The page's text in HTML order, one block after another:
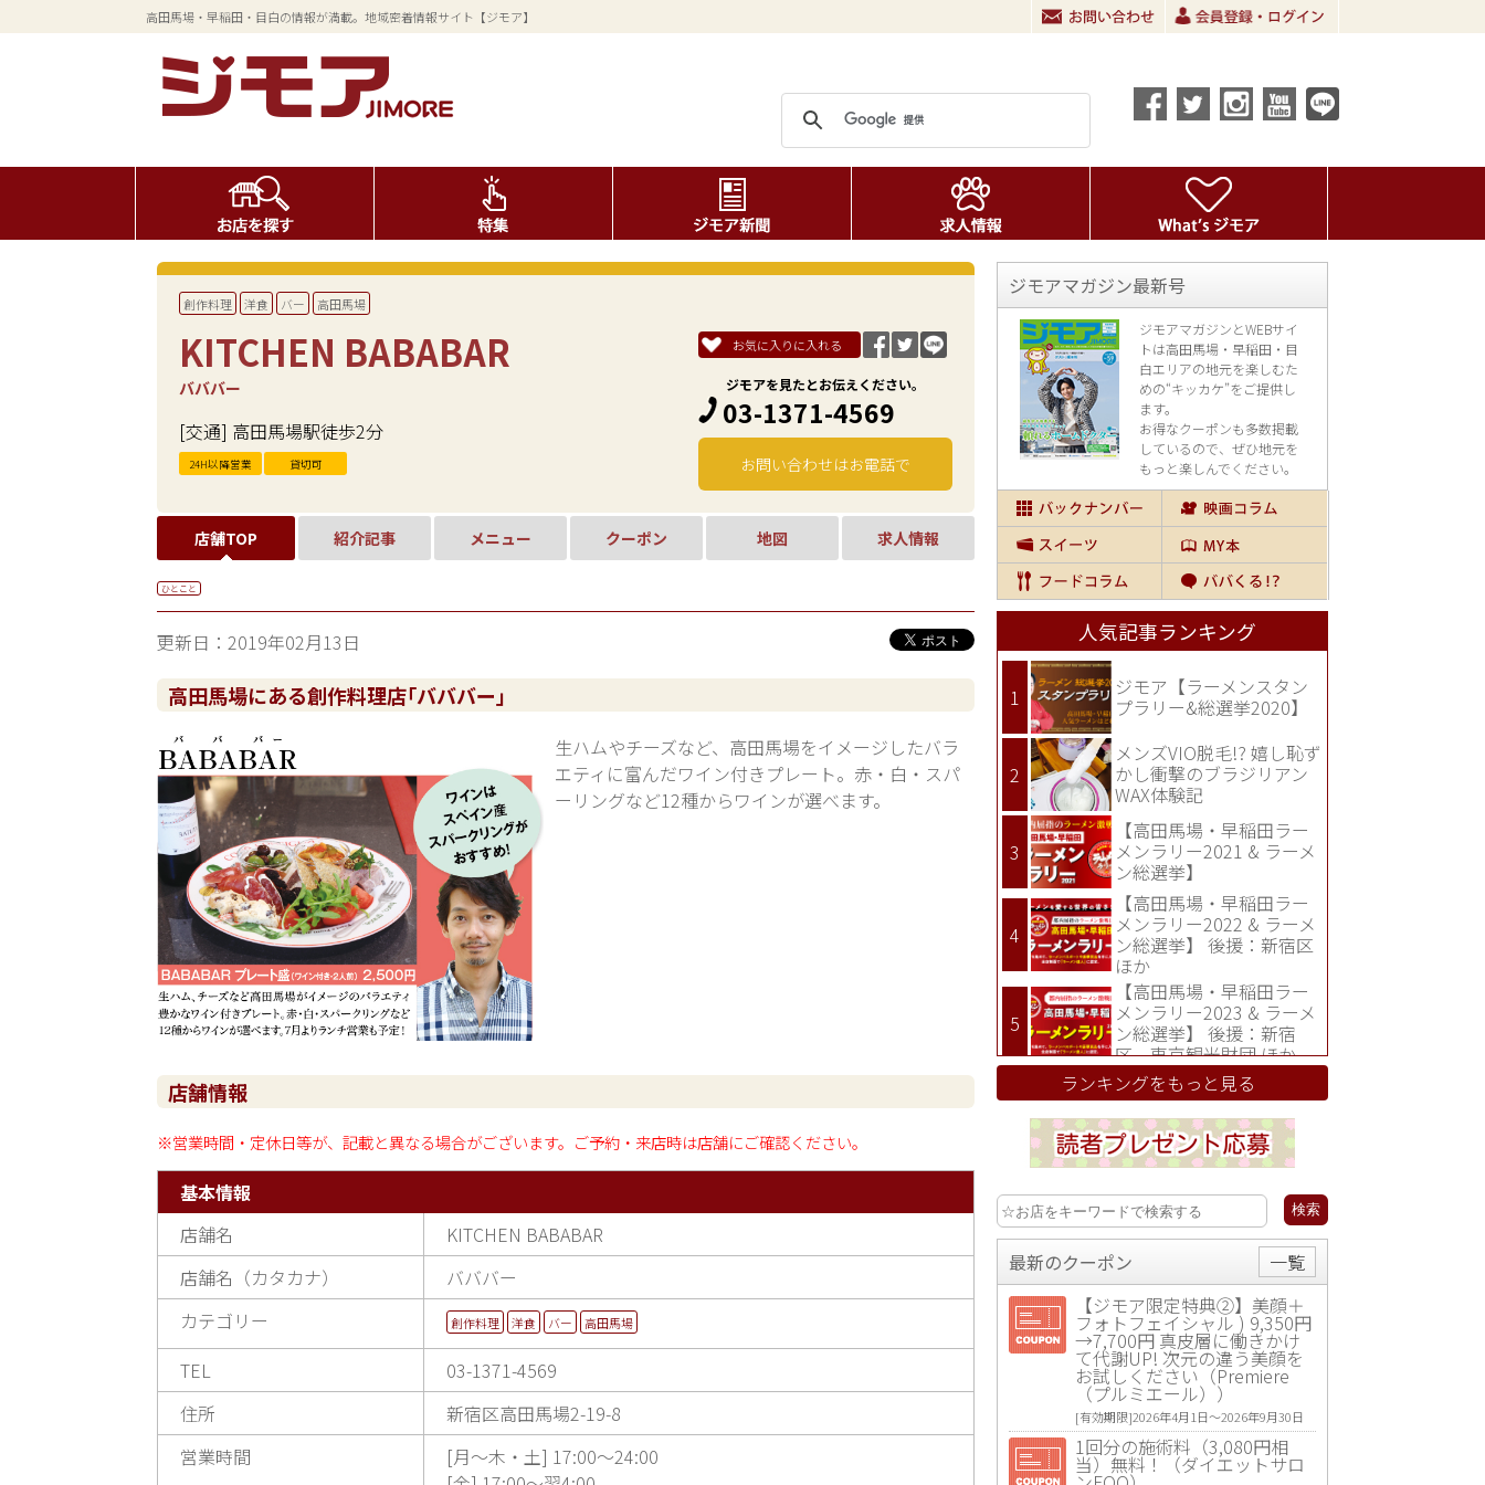
高田馬場・早稲田・目白の情報が満載。地域密着情報サイト【ジモア】
創作料理 洋食 バー 高田馬場
KITCHEN BABABAR
バババー
[交通] 高田馬場駅徒歩2分
24H以降営業 貸切可
お気に入りに入れる
ジモアを見たとお伝えください。
03-1371-4569
お問い合わせはお電話で
店舗TOP 紹介記事 メニュー クーポン 地図 求人情報
ひとこと
更新日：2019年02月13日
高田馬場にある創作料理店｢バババー｣
生ハムやチーズなど、高田馬場をイメージしたバラ
エティに富んだワイン付きプレート。赤・白・スパ
ーリングなど12種からワインが選べます。
店舗情報
※営業時間・定休日等が、記載と異なる場合がございます。ご予約・来店時は店舗にご確認ください。
基本情報
店舗名
KITCHEN BABABAR
店舗名（カタカナ）
バババー
カテゴリー
創作料理 洋食 バー 高田馬場
TEL
03-1371-4569
住所
新宿区高田馬場2-19-8
営業時間
[月～木・土] 17:00～24:00
ジモアマガジン最新号
ジモアマガジンとWEBサイ
トは高田馬場・早稲田・目
白エリアの地元を楽しむた
めの“キッカケ”をご提供し
ます。
お得なクーポンも多数掲載
しているので、 ぜひ地元を
もっと楽しんでください。
人気記事ランキング
ジモア【ラーメンスタン
プラリー&総選挙2020】
メンズVIO脱毛!? 嬉し恥ず
かし衝撃のブラジリアン
WAX体験記
【高田馬場・早稲田ラー
メンラリー2021 & ラーメ
ン総選挙】
【高田馬場・早稲田ラー
メンラリー2022 & ラーメ
ン総選挙】 後援：新宿区
ほか
【高田馬場・早稲田ラー
メンラリー2023 & ラーメ
ン総選挙】 後援：新宿
区、東京観光財団 ほか
ランキングをもっと見る
最新のクーポン
一覧
【ジモア限定特典②】美顔＋
フォトフェイシャル ) 9,350円
→7,700円 真皮層に働きかけ
て代謝UP! 次元の違う美顔を
お試しください（Premiere
（プルミエール））
[有効期限]2026年4月1日〜2026年9月30日
1回分の施術料（3,080円相
当）無料！（ダイエットサロ